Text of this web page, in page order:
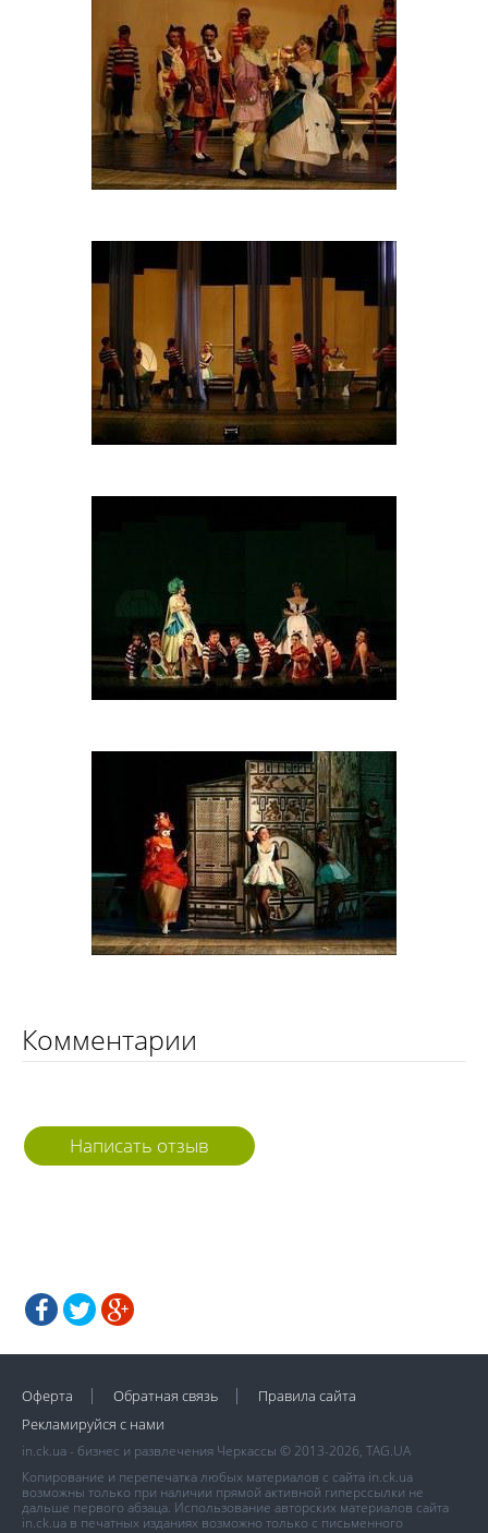
Комментарии
Написать отзыв
Оферта Обратная связь
Правила сайта
Рекламируйся с нами
in.ck.ua - бизнес и развлечения Черкассы © 2013-2026, TAG.UA
Копирование и перепечатка любых материалов с сайта in.ck.ua
возможны только при наличии прямой активной гиперссылки не
дальше первого абзаца. Использование авторских материалов сайта
in.ck.ua в печатных изданиях возможно только с письменного